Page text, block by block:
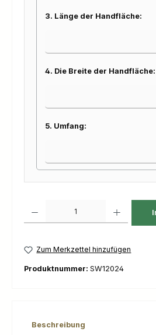
3. Länge der Handfläche:
4. Die Breite der Handfläche:
5. Umfang:
Zum Merkzettel hinzufügen
Produktnummer: SW12024
Beschreibung